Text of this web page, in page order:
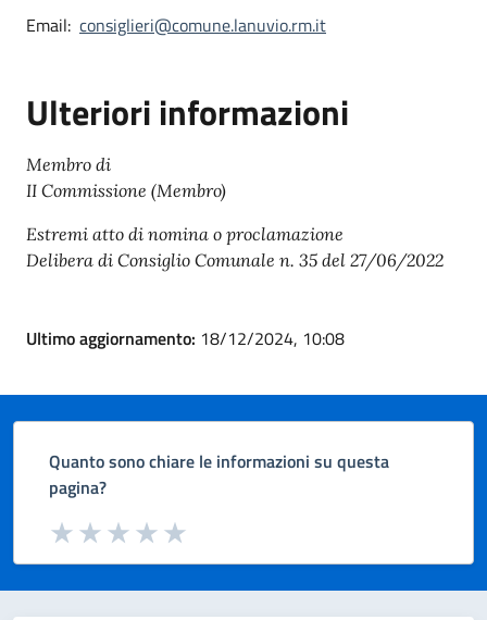
Email: consiglieri@comune.lanuvio.rm.it
Ulteriori informazioni
Membro di
II Commissione (Membro)
Estremi atto di nomina o proclamazione
Delibera di Consiglio Comunale n. 35 del 27/06/2022
Ultimo aggiornamento: 18/12/2024, 10:08
Quanto sono chiare le informazioni su questa
pagina?
Valuta da 1 a 5 stelle la pagina
Valuta 5 stelle su 5
Valuta 4 stelle su 5
Valuta 3 stelle su 5
Valuta 2 stelle su 5
Valuta 1 stelle su 5